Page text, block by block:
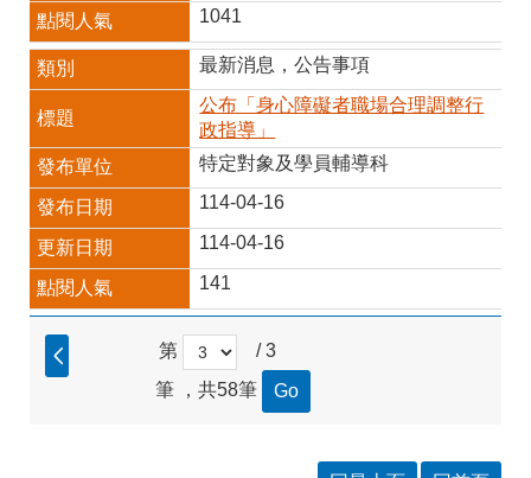
1041
最新消息，公告事項
公布「身心障礙者職場合理調整行
政指導」
特定對象及學員輔導科
114-04-16
114-04-16
141
第
/ 3
筆 ，共58筆